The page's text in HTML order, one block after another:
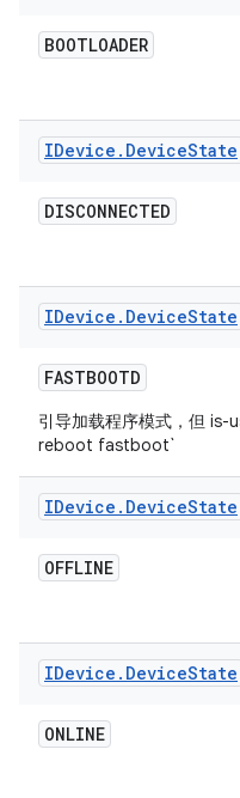
BOOTLOADER
IDevice . DeviceState
DISCONNECTED
IDevice . DeviceState
FASTBOOTD
引导加载程序模式，但
reboot fastboot`
IDevice . DeviceState
OFFLINE
IDevice . DeviceState
ONLINE